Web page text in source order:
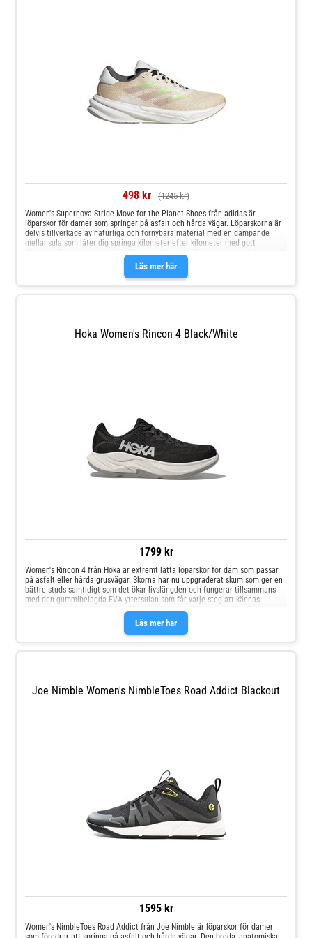
498 kr (1245 kr)
Läs mer här
Women's Supernova Stride Move for the Planet Shoes från adidas är
löparskor för damer som springer på asfalt och hårda vägar. Löparskorna är
delvis tillverkade av naturliga och förnybara material med en dämpande
mellansula som låter dig springa kilometer efter kilometer med gott
samvete. Tillverkade av minst 50 % naturliga och förnybara material
Infärgade med hållbara färgtekniker Dreamstrike+ mellansula som
absorberar stötar Dämpning i framfoten som ger extra komfort under
löpningen Luftig mesh på ovansidan Adiwear yttersula i slitstarkt material
Hoka Women's Rincon 4 Black/White
1799 kr
Läs mer här
Women's Rincon 4 från Hoka är extremt lätta löparskor för dam som passar
på asfalt eller hårda grusvägar. Skorna har nu uppgraderat skum som ger en
bättre studs samtidigt som det ökar livslängden och fungerar tillsammans
med den gummibelagda EVA-yttersulan som får varje steg att kännas
mjukare. Jacquard-tyg Vadderad plös 2-lagers mellansula Bakdelsfokuserad
Active Foot Frame™ Slät MetaRocker™ Gummibelagd EVA-yttersula Podular
yttersula-design Obs! Modellen upplevs något smalare i framfot.
Joe Nimble Women's NimbleToes Road Addict Blackout
1595 kr
Women's NimbleToes Road Addict från Joe Nimble är löparskor för damer